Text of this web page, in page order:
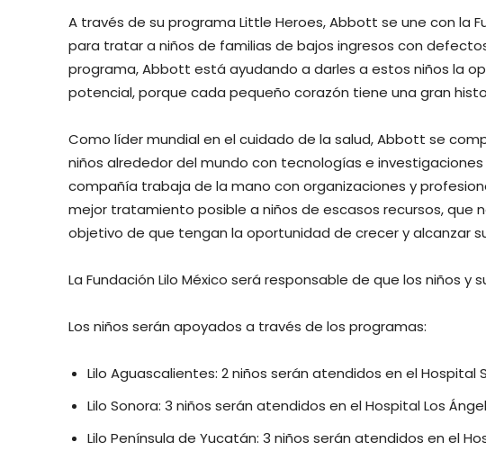
A través de su programa Little Heroes, Abbott se une con la
para tratar a niños de familias de bajos ingresos con
programa, Abbott está ayudando a darles a estos niños la
potencial, porque cada pequeño corazón tiene una gran
Como líder mundial en el cuidado de la salud, Abbott se
niños alrededor del mundo con tecnologías e
compañía trabaja de la mano con organizaciones y
mejor tratamiento posible a niños de escasos recursos, que
objetivo de que tengan la oportunidad de crecer y alcanzar
La Fundación Lilo México será responsable de que los niños y
Los niños serán apoyados a través de los programas:
Lilo Aguascalientes: 2 niños serán atendidos en el
Lilo Sonora: 3 niños serán atendidos en el Hospital Los
Lilo Península de Yucatán: 3 niños serán atendidos en el